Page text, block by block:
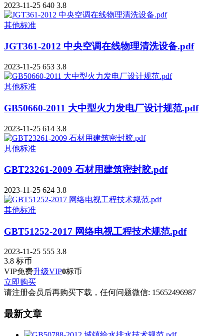
2023-11-25 640 3.8
其他标准
JGT361-2012 中央空调在线物理清洗设备.pdf
2023-11-25 653 3.8
其他标准
GB50660-2011 大中型火力发电厂设计规范.pdf
2023-11-25 614 3.8
其他标准
GBT23261-2009 石材用建筑密封胶.pdf
2023-11-25 624 3.8
其他标准
GBT51252-2017 网络电视工程技术规范.pdf
2023-11-25 555 3.8
3.8 标币
VIP免费升级VIP0标币
立即购买
请注册会员后再购买下载，任何问题微信: 15652496987
最新文章